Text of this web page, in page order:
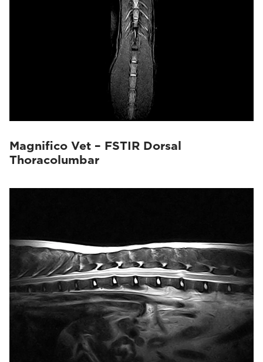
Magnifico Vet – FSTIR Dorsal
Thoracolumbar